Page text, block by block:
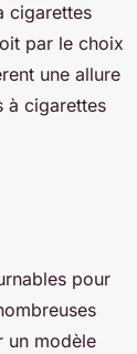
cigarettes
par le choix
une allure
à cigarettes
pour
un modèle